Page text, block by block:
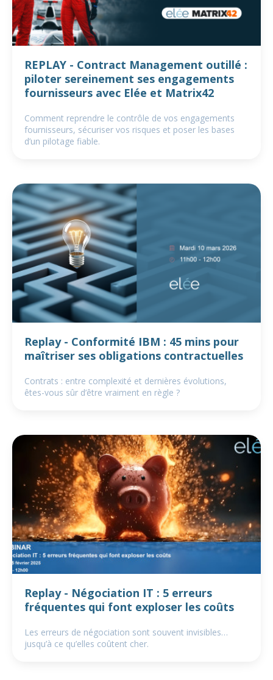
REPLAY - Contract Management outillé :
piloter sereinement ses engagements
fournisseurs avec Elée et Matrix42
Comment reprendre le contrôle de vos engagements
fournisseurs, sécuriser vos risques et poser les bases
d’un pilotage fiable.
Replay - Conformité IBM : 45 mins pour
maîtriser ses obligations contractuelles
Contrats : entre complexité et dernières évolutions,
êtes-vous sûr d’être vraiment en règle ?
Replay - Négociation IT : 5 erreurs
fréquentes qui font exploser les coûts
Les erreurs de négociation sont souvent invisibles…
jusqu’à ce qu’elles coûtent cher.